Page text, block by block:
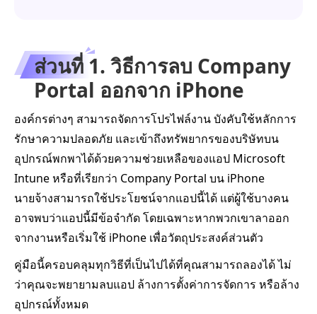
ส่วนที่ 1. วิธีการลบ Company
Portal ออกจาก iPhone
องค์กรต่างๆ สามารถจัดการโปรไฟล์งาน บังคับใช้หลักการ
รักษาความปลอดภัย และเข้าถึงทรัพยากรของบริษัทบน
อุปกรณ์พกพาได้ด้วยความช่วยเหลือของแอป Microsoft
Intune หรือที่เรียกว่า Company Portal บน iPhone
นายจ้างสามารถใช้ประโยชน์จากแอปนี้ได้ แต่ผู้ใช้บางคน
อาจพบว่าแอปนี้มีข้อจำกัด โดยเฉพาะหากพวกเขาลาออก
จากงานหรือเริ่มใช้ iPhone เพื่อวัตถุประสงค์ส่วนตัว
คู่มือนี้ครอบคลุมทุกวิธีที่เป็นไปได้ที่คุณสามารถลองได้ ไม่
ว่าคุณจะพยายามลบแอป ล้างการตั้งค่าการจัดการ หรือล้าง
อุปกรณ์ทั้งหมด